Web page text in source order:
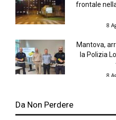
frontale
8
Mantova,
la Polizia
8
Da Non Perdere